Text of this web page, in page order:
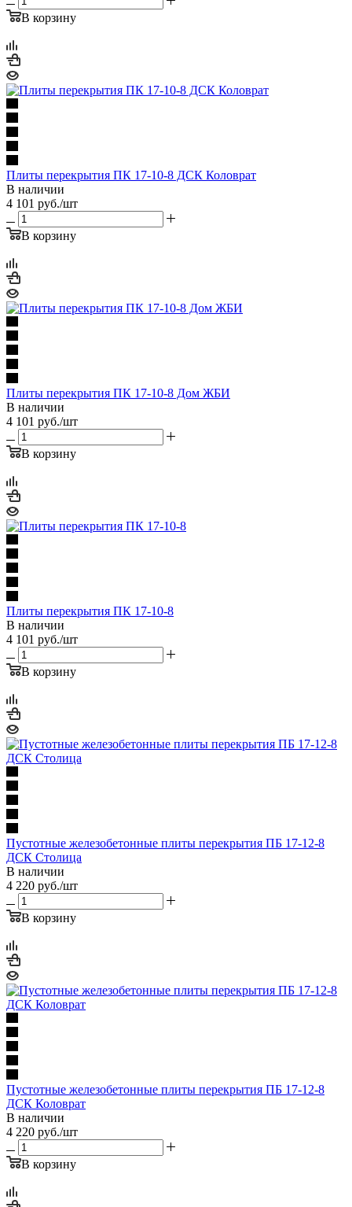
В корзину
Плиты перекрытия ПК 17-10-8 ДСК Коловрат
В наличии
4 101 руб./шт
В корзину
Плиты перекрытия ПК 17-10-8 Дом ЖБИ
В наличии
4 101 руб./шт
В корзину
Плиты перекрытия ПК 17-10-8
В наличии
4 101 руб./шт
В корзину
Пустотные железобетонные плиты перекрытия ПБ 17-12-8
ДСК Столица
В наличии
4 220 руб./шт
В корзину
Пустотные железобетонные плиты перекрытия ПБ 17-12-8
ДСК Коловрат
В наличии
4 220 руб./шт
В корзину